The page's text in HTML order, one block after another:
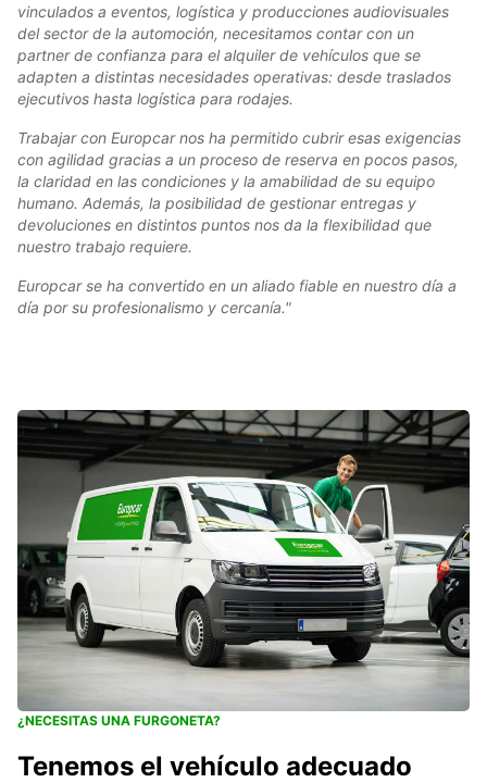
vinculados a eventos, logística y producciones audiovisuales
del sector de la automoción, necesitamos contar con un
partner de confianza para el alquiler de vehículos que se
adapten a distintas necesidades operativas: desde traslados
ejecutivos hasta logística para rodajes.
Trabajar con Europcar nos ha permitido cubrir esas exigencias
con agilidad gracias a un proceso de reserva en pocos pasos,
la claridad en las condiciones y la amabilidad de su equipo
humano. Además, la posibilidad de gestionar entregas y
devoluciones en distintos puntos nos da la flexibilidad que
nuestro trabajo requiere.
Europcar se ha convertido en un aliado fiable en nuestro día a
día por su profesionalismo y cercanía."
¿NECESITAS UNA FURGONETA?
Tenemos el vehículo adecuado